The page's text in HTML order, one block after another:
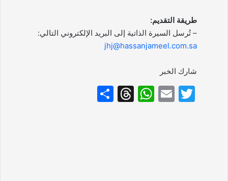
طريقة التقديم:
– تُرسل السيرة الذاتية إلى البريد الإلكتروني التالي:
jhj@hassanjameel.com.sa
شارك الخبر
T
E
W
T